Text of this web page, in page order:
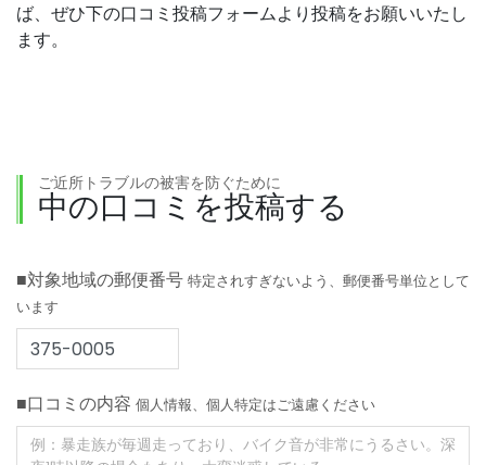
ば、ぜひ下の口コミ投稿フォームより投稿をお願いいたし
ます。
ご近所トラブルの被害を防ぐために
中の口コミを投稿する
■対象地域の郵便番号 特定されすぎないよう、郵便番号単位として
います
■口コミの内容 個人情報、個人特定はご遠慮ください